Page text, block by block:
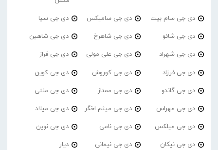
دی جی سام بیت دی جی سامیکس دی جی سیا
دی جی شائو دی جی شاهرخ دی جی شاهین
دی جی شهراد دی جی علی مولی دی جی فراز
دی جی فرزاد دی جی کوروش دی جی کوین
دی جی گاندو دی جی ممتاز دی جی منتی
دی جی مهراس دی جی میثم اخگر دی جی میلاد
دی جی میلکس دی جی نامی دی جی نوین
دی جی نیکان دی جی نیمانی دیار